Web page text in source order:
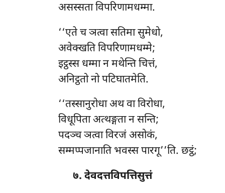
असस्सता विपरिणामधम्मा.
‘‘एते च ञत्वा सतिमा सुमेधो,
अवेक्खति विपरिणामधम्मे;
इट्ठस्सधम्मा न मथेन्ति चित्तं,
अनिट्ठतो नो पटिघातमेति.
‘‘तस्सानुरोधाअथ वा विरोधा,
विधूपिता अत्थङ्गता न सन्ति;
पदञ्च ञत्वा विरजं असोकं,
सम्मप्पजानाति भवस्स पारगू’’ति. छट्ठं;
७. देवदत्तविपत्तिसुत्तं